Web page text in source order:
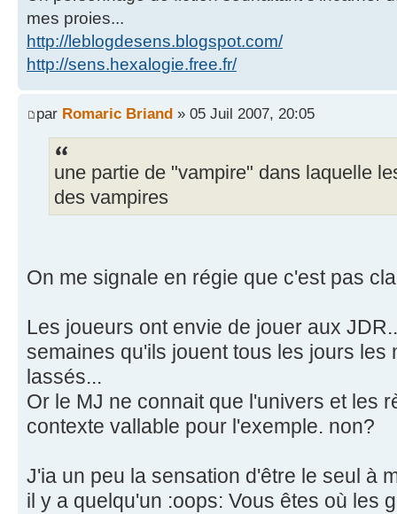
mes proies...
http://leblogdesens.blogspot.com/
http://sens.hexalogie.free.fr/
par Romaric Briand » 05 Juil 2007, 20:05
une partie de "vampire" dans laquelle
des vampires
On me signale en régie que c'est pas
Les joueurs ont envie de jouer aux
semaines qu'ils jouent tous les jours les
lassés...
Or le MJ ne connait que l'univers et les
contexte vallable pour l'exemple. non?
J'ia un peu la sensation d'être le seul à
il y a quelqu'un :oops: Vous êtes où les